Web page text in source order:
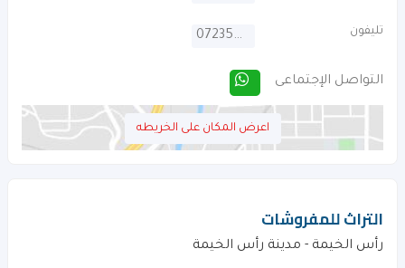
تليفون 072354606
التواصل الإجتماعى
اعرض المكان على الخريطه
التراث للمفروشات
رأس الخيمة - مدينة رأس الخيمة